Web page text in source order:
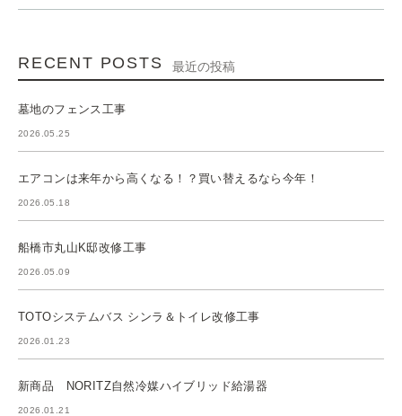
RECENT POSTS 最近の投稿
墓地のフェンス工事
2026.05.25
エアコンは来年から高くなる！？買い替えるなら今年！
2026.05.18
船橋市丸山K邸改修工事
2026.05.09
TOTOシステムバス シンラ＆トイレ改修工事
2026.01.23
新商品 NORITZ自然冷媒ハイブリッド給湯器
2026.01.21